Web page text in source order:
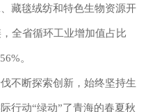
藏毯绒纺和特色生物资源开
全省循环工业增加值占比
。
断探索创新，始终坚持生
行动“绿动”了青海的春夏秋